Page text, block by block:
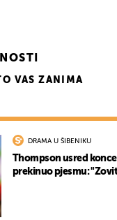
VAS ZANIMA
DRAMA U ŠIBENIKU
Thompson usred
prekinuo pjesmu:
UKLJUČITE